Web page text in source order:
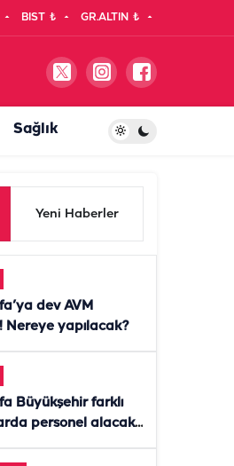
BIST ₺ GR.ALTIN ₺
Sağlık
Yeni Haberler
dev AVM
Nereye yapılacak?
Büyükşehir farklı
personel alacak!